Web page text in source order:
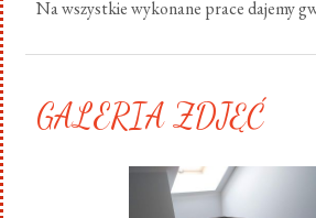
Na wszystkie wykonane prace dajemy
GALERIA ZDJĘĆ